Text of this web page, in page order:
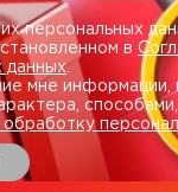
персональных
в
данных.
мне информации,
обработку